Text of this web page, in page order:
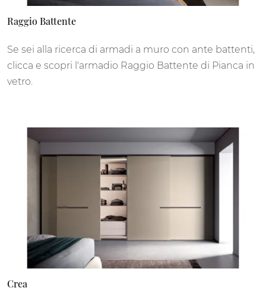
Raggio Battente
Se sei alla ricerca di armadi a muro con ante battenti,
clicca e scopri l'armadio Raggio Battente di Pianca in
vetro.
Crea